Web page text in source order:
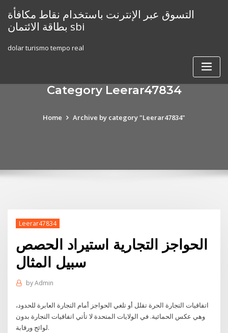
content
التسوق عبر الإنترنت باستخدام نقاط مكافأة
بطاقة الائتمان sbi
dolar turismo tempo real
Category Leerar47834
Home Archive by category "Leerar47834"
Leerar47834
الحواجز التجارية استيراد الحصص
سبيل المثال
byAdmin
اتفاقيات التجارة الحرة تقلل أو تلغي الحواجز أمام التجارة العابرة للحدود،
وهي عكس الحمائية. في الولايات المتحدة لا تأتي اتفاقيات التجارة بدون
لوائح ورقابة.